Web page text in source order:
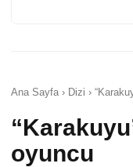
Ana Sayfa › Dizi ›
oyuncu